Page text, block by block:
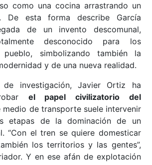
como una cocina arrastrando un
De esta forma describe García
de un invento descomunal,
desconocido para los
simbolizando también la
y de una nueva realidad.
investigación, Javier Ortiz ha
el papel civilizatorio del
medio de transporte suele intervenir
etapas de la dominación de un
“Con el tren se quiere domesticar
los territorios y las gentes”,
Y en ese afán de explotación